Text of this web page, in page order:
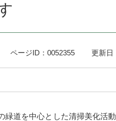
ページID：0052355 更新日
道を中心とした清掃美化活